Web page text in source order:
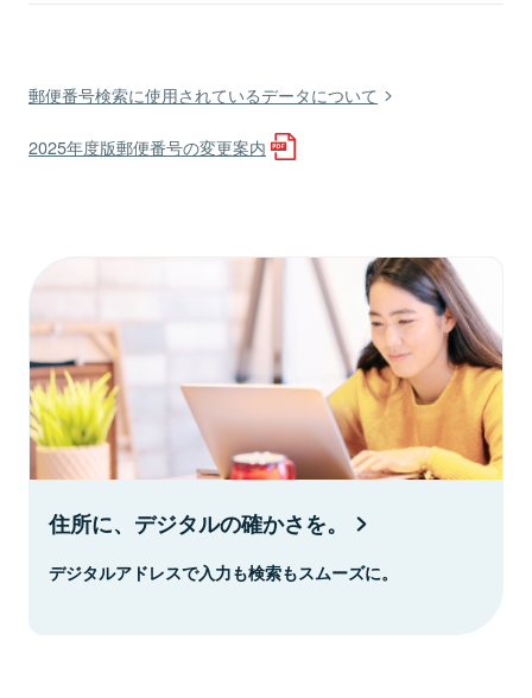
郵便番号検索に使用されているデータについて
2025年度版郵便番号の変更案内
住所に、デジタルの確かさを。
デジタルアドレスで入力も検索もスムーズに。